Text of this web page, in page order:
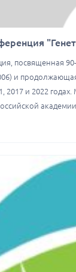
посвященная
и
2017 и 2022
академии